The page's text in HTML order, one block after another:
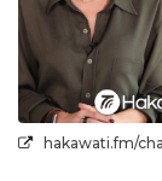
hakawati.fm/